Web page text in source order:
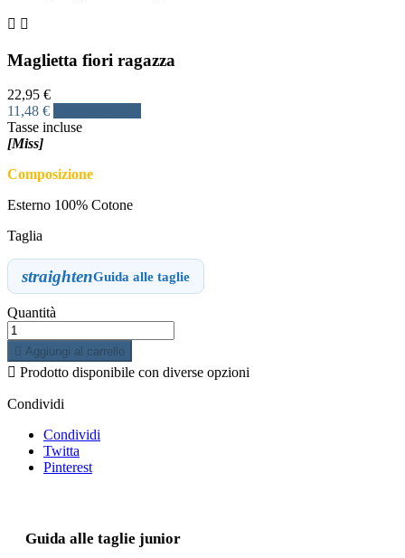
 
Maglietta fiori ragazza
22,95 €
11,48 €
Tasse incluse
[Miss]
Composizione
Esterno 100% Cotone
Taglia
straightenGuida alle taglie
Quantità
 Aggiungi al carrello
 Prodotto disponibile con diverse opzioni
Condividi
Condividi
Twitta
Pinterest
Guida alle taglie junior